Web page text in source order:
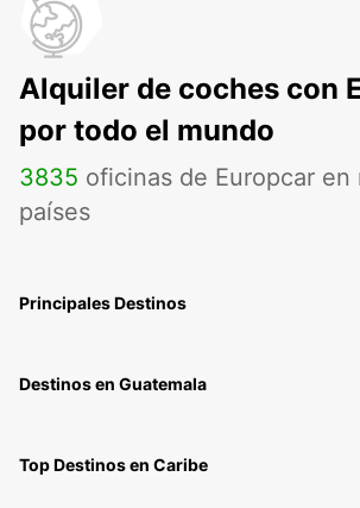
Alquiler de coches con
por todo el mundo
3835 oficinas de Europcar en
países
Principales Destinos
Destinos en Guatemala
Top Destinos en Caribe